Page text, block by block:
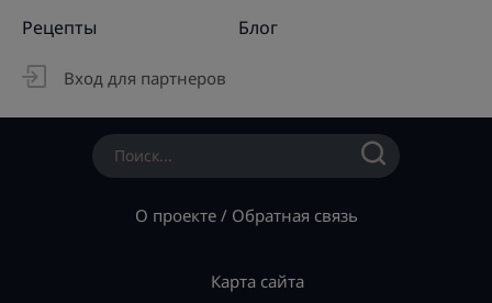
Рецепты
Блог
Вход для партнеров
О проекте/ Обратная связь
Карта сайта